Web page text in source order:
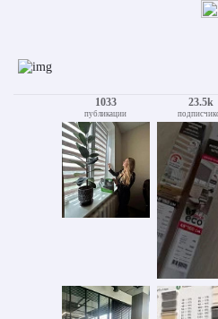
1033
публикации
23.5k